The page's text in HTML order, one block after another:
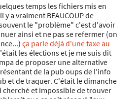
temps les fichiers mis en
a vraiment BEAUCOUP de
le "problème" c'est d'avoir
ainsi et ne pas se refermer (on
ça parle déjà d'une taxe au
les élections et je me suis dit
de proposer une alternative
de la pub oups de l'info
et de traquer. C'était le dimanche
et impossible de trouver